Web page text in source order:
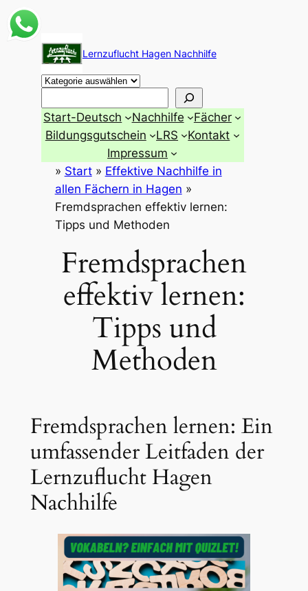
Zum
springen
Lernzuflucht Hagen Nachhilfe
Start-Deutsch Nachhilfe
Fächer
Bildungsgutschein
LRS
Kontakt
Impressum
» Start» Effektive Nachhilfe in
allen Fächern in Hagen »
Fremdsprachen effektiv lernen:
Tipps und Methoden
Fremdsprachen
effektiv lernen:
Tipps und
Methoden
Fremdsprachen lernen: Ein
umfassender Leitfaden der
Lernzuflucht Hagen
Nachhilfe